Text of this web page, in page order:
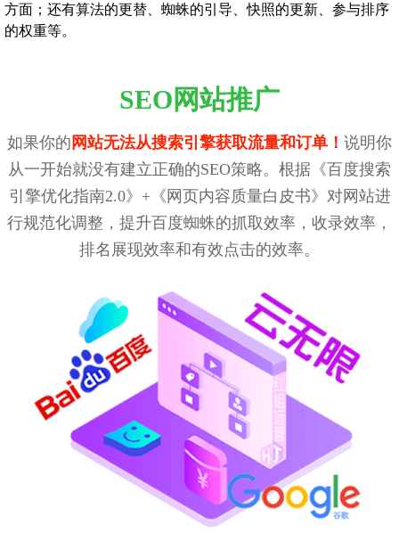
方面；还有算法的更替、蜘蛛的引导、快照的更新、参与排序
的权重等。
SEO网站推广
如果你的 网站无法从搜索引擎获取流量和订单！ 说明你
从一开始就没有建立正确的SEO策略。根据《百度搜索
引擎优化指南2.0》+《网页内容质量白皮书》对网站进
行规范化调整，提升百度蜘蛛的抓取效率，收录效率，
排名展现效率和有效点击的效率。